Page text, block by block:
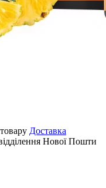
Доставка
Нової Пошти